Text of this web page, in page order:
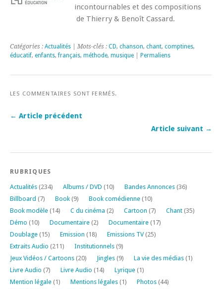
incontournables et des compositions
de Thierry & Benoît Cassard.
Catégories : Actualités | Mots-clés : CD, chanson, chant, comptines,
éducatif, enfants,français, méthode, musique Permaliens
LES COMMENTAIRES SONT FERMÉS.
← Article précédent
Article suivant →
RUBRIQUES
Actualités (234) Albums / DVD (10) Bandes Annonces (36)
Billboard (7) Book (9) Book comédienne (10)
Book modèle (14) C du cinéma (2) Cartoon (7) Chant (35)
Démo (10) Documentaire (2) Documentaire (17)
Doublage (15) Emission (18) Emissions TV(25)
Extraits Audio (211) Institutionnels (9)
Jeux Vidéos / Cartoons (20) Jingles (9) La vie des médias (1)
Livre Audio (7) Livre Audio (14) Lyrique (1)
Mention légale (1) Mentions légales (1) Photos (44)